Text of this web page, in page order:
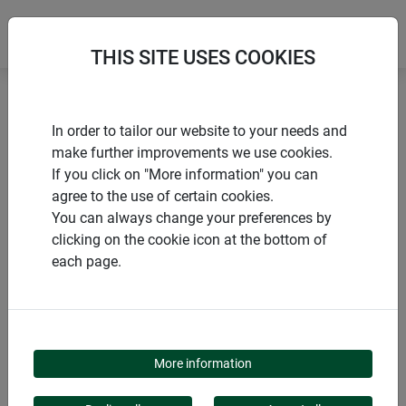
Accueil
Autres protections d’hivernage
Feutrine d‘hivernage déco SNOWFLAKE
PRODUITS
FEUTRINE
D‘HIVERNAGE DÉCO
THIS SITE USES COOKIES
In order to tailor our website to your needs and
make further improvements we use cookies.
If you click on "More information" you can
agree to the use of certain cookies.
You can always change your preferences by
clicking on the cookie icon at the bottom of
each page.
More information